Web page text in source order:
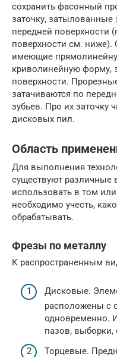
сохранить фасонный
заточку, затылованные
передней поверхности
поверхности см. ниже).
имеющие
криволинейную форму,
поверхности.
затачиваются по
зубьев. Про их заточку
дисковых пил.
Область
Для выполнения
существуют различные
использовать в том
необходимо учесть,
обрабатывать.
Фрезы по металлу
К распространенным
Дисковые.
расположены с
одновременно.
пазов, выборки,
Торцевые.